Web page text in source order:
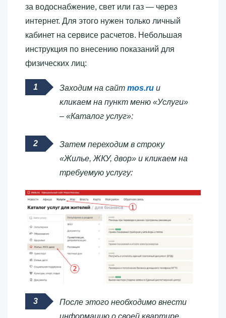
за водоснабжение, свет или газ — через
интернет. Для этого нужен только личный
кабинет на сервисе расчетов. Небольшая
инструкция по внесению показаний для
физических лиц:
Заходим на сайт mos.ru и
кликаем на пункт меню «Услуги»
– «Каталог услуг»:
Затем переходим в строку
«Жилье, ЖКУ, двор» и кликаем на
требуемую услугу:
После этого необходимо внести
информацию о своей квартире,